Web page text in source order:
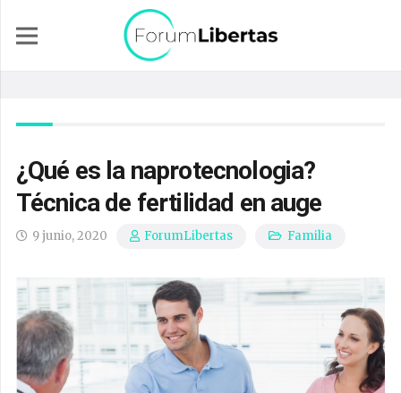
¿Qué es la naprotecnologia?
Técnica de fertilidad en auge
9 junio, 2020 ForumLibertas Familia